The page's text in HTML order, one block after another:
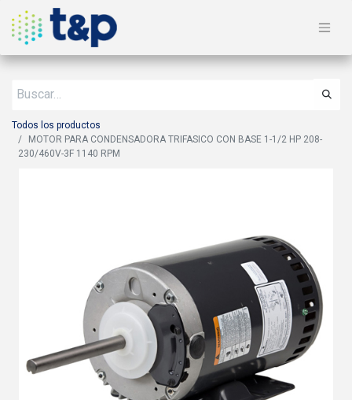
Todos los productos
MOTOR PARA CONDENSADORA TRIFASICO CON BASE 1-1/2 HP 208-
230/460V-3F 1140 RPM